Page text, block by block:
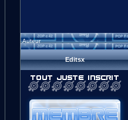
Auteur
Editsx